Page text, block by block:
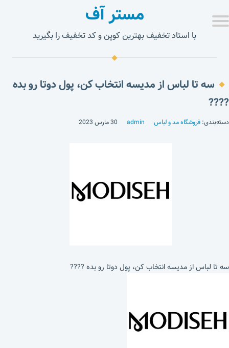
مستر آف
با استاد تخفیف بهترین کوپن و کد تخفیف را بگیرید
سه تا لباس از مدیسه انتخاب کن، پول دوتا رو بده
????
دسته‌بندی: فروشگاه مد و لباس admin 30 مارس 2023
سه تا لباس از مدیسه انتخاب کن، پول دوتا رو بده ????